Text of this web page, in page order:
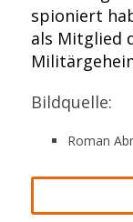
spioniert
als Mitglied
Bildquelle:
Roman